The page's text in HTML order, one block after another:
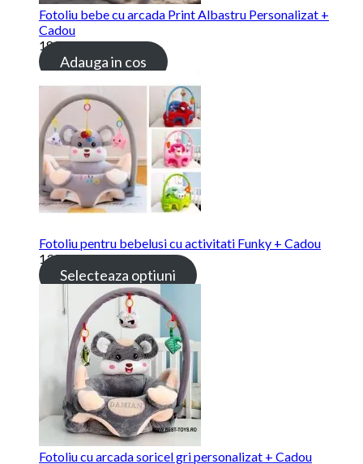
Fotoliu bebe cu arcada Print Albastru Personalizat +
Cadou
189.00 lei
Adauga in cos
Fotoliu pentru bebelusi cu activitati Funky + Cadou
139.00 lei
Selecteaza optiuni
Fotoliu cu arcada soricel gri personalizat + Cadou